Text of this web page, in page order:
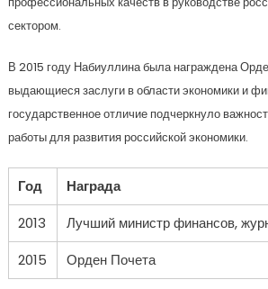
сектором.
В 2015 году Набиуллина была награждена
выдающиеся заслуги в области экономики и
государственное отличие подчеркнуло
работы для развития российской экономики.
Год
Награда
2013
Лучший министр финансов,
2015
Орден Почета